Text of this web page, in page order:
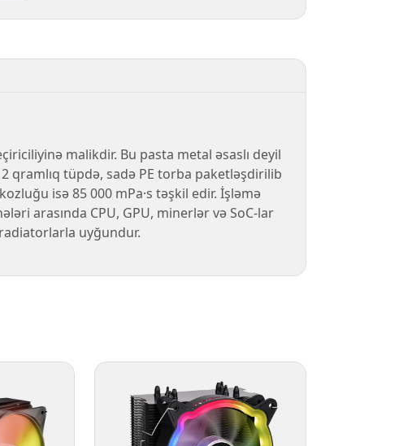
malikdir. Bu pasta metal əsaslı deyil
qramlıq tüpdə, sadə PE torba paketləşdirilib
isə 85 000 mPa·s təşkil edir. İşləmə
arasında CPU, GPU, minerlər və SoC-lar
uyğundur.